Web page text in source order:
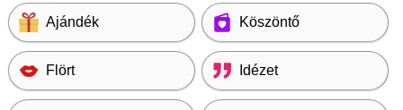
Ajándék Köszöntő
Flört Idézet